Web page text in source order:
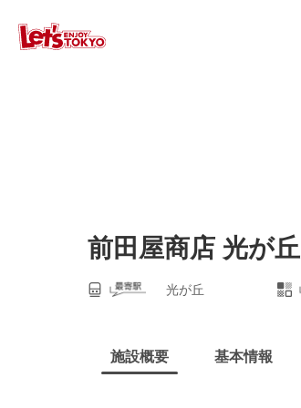
前田屋商店 光が丘
光が丘
施設概要 基本情報